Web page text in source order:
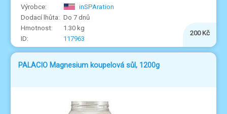
inSPAration
Do 7 dnů
1.30 kg
117963
200 Kč
PALACIO Magnesium koupelová sůl, 1200g